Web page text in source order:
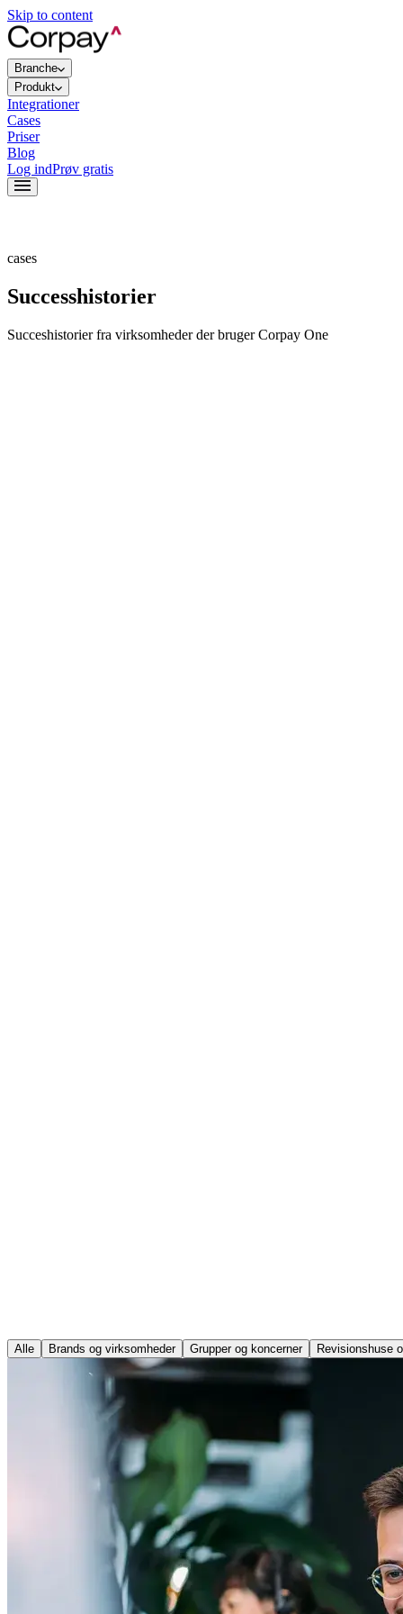
Skip to content
Branche
Produkt
Integrationer
Cases
Priser
Blog
Log indPrøv gratis
cases
Successhistorier
Succeshistorier fra virksomheder der bruger Corpay One
Brands og virksomheder Grupper og koncerner Revisionshuse